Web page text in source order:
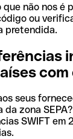
que não nos é
ou
pretendida.
com
seus
da zona
SWIFT em